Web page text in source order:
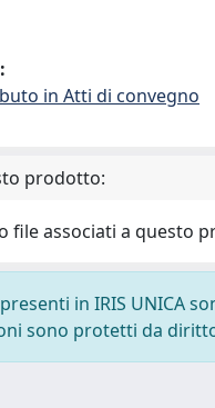
in Atti di convegno
prodotto:
file associati a questo
in IRIS UNICA
sono protetti da